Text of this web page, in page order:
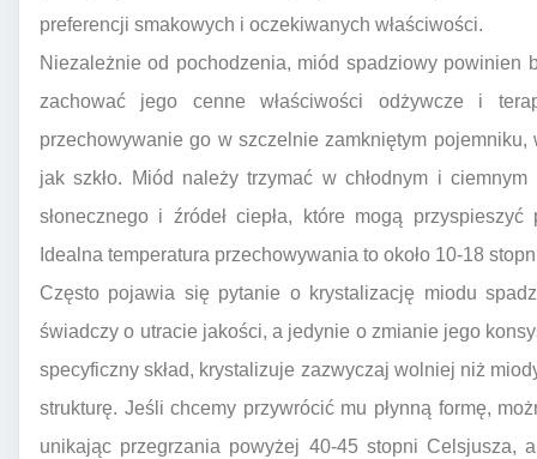
preferencji smakowych i oczekiwanych właściwości.
Niezależnie od pochodzenia, miód spadziowy powinien
zachować jego cenne właściwości odżywcze i
przechowywanie go w szczelnie zamkniętym pojemniku,
jak szkło. Miód należy trzymać w chłodnym i
słonecznego i źródeł ciepła, które mogą
Idealna temperatura przechowywania to około 10-18
Często pojawia się pytanie o krystalizację miodu
świadczy o utracie jakości, a jedynie o zmianie jego
specyficzny skład, krystalizuje zazwyczaj wolniej niż
strukturę. Jeśli chcemy przywrócić mu płynną formę,
unikając przegrzania powyżej 40-45 stopni Celsjusza,